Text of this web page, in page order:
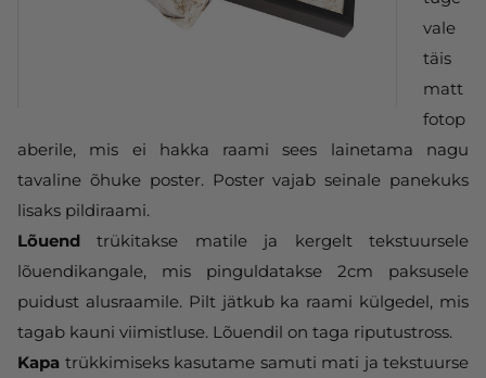
vale
täis
matt
fotop
aberile, mis ei hakka raami sees lainetama nagu
tavaline õhuke poster. Poster vajab seinale panekuks
lisaks pildiraami.
Lõuend trükitakse matile ja kergelt tekstuursele
lõuendikangale, mis pinguldatakse 2cm paksusele
puidust alusraamile. Pilt jätkub ka raami külgedel, mis
tagab kauni viimistluse. Lõuendil on taga riputustross.
Kapa trükkimiseks kasutame samuti mati ja tekstuurse